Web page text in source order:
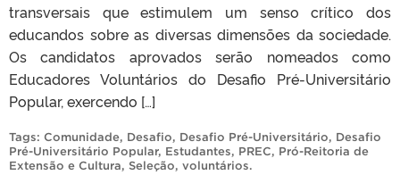
transversais que estimulem um senso crítico dos
educandos sobre as diversas dimensões da sociedade.
Os candidatos aprovados serão nomeados como
Educadores Voluntários do Desafio Pré-Universitário
Popular, exercendo […]
Tags: Comunidade, Desafio, Desafio Pré-Universitário, Desafio
Pré-Universitário Popular, Estudantes, PREC, Pró-Reitoria de
Extensão e Cultura, Seleção, voluntários.